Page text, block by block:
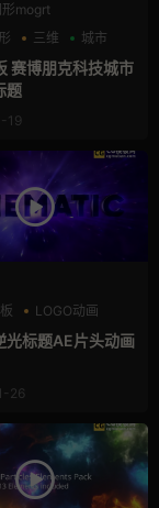
形mogrt
三维 城市
赛博朋克科技城市
题
19
LOGO动画
光标题AE片头动画
26